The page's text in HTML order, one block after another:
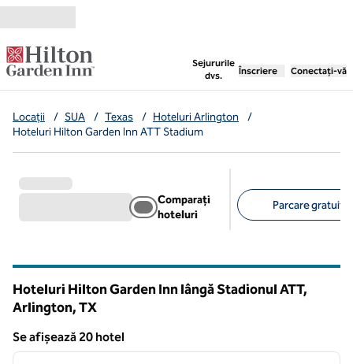
Salt la conținut
Sejururile
dvs.
, deschide o filă nouă
Înscriere Conectați-vă
Locații / SUA / Texas / Hoteluri Arlington
/
Hoteluri Hilton Garden Inn ATT Stadium
Comparați
hoteluri
Parcare gratuită
Hoteluri Hilton Garden Inn lângă Stadionul ATT,
Arlington,TX
Se afișează 20 hotel
Se afișează 20 hotel
1 din 12